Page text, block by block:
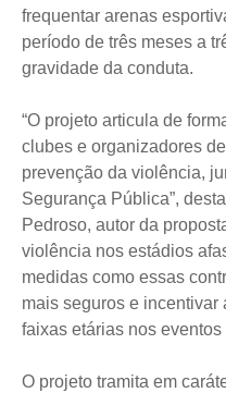
frequentar arenas
período de três meses a
gravidade da conduta.
“O projeto articula de
clubes e organizadores
prevenção da violência,
Segurança Pública”,
Pedroso, autor da
violência nos estádios
medidas como essas
mais seguros e
faixas etárias nos eventos
O projeto tramita em